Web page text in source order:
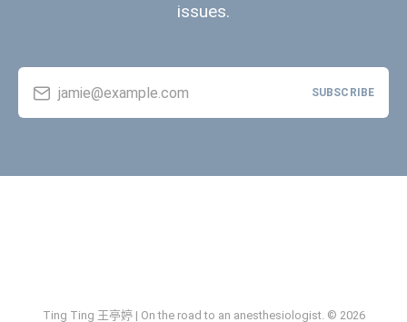
issues.
jamie@example.com SUBSCRIBE
Ting Ting 王亭婷 | On the road to an anesthesiologist. © 2026